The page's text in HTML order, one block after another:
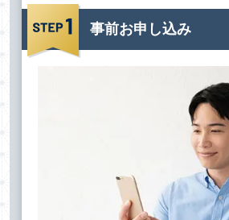
事前お申し込み